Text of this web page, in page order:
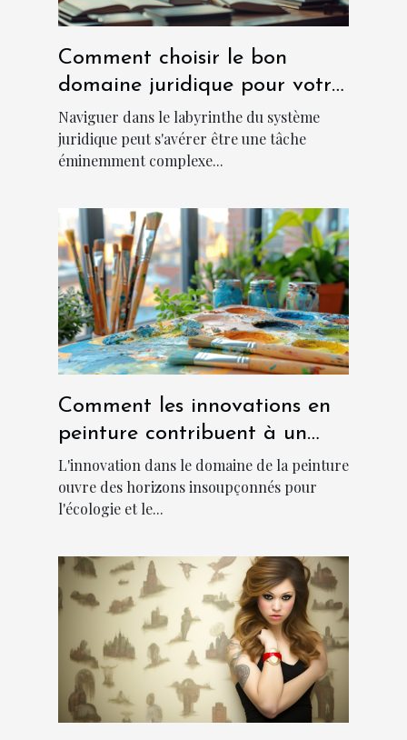
Comment choisir le bon
domaine juridique pour votre
cas ?
Naviguer dans le labyrinthe du système
juridique peut s'avérer être une tâche
éminemment complexe...
Comment les innovations en
peinture contribuent à un
environnement plus frais et
durable
L'innovation dans le domaine de la peinture
ouvre des horizons insoupçonnés pour
l'écologie et le...